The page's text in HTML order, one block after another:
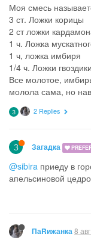
Моя смесь
3 ст. Ложки корицы
2 ст ложки
1 ч. Ложка
1 ч, ложка имбиря
1/4 ч. Ложки гвоздики
Все молотое,
молола сама, но
З 2 Replies
З Загадка
@sibira приеду в
апельсиновой
ПаRижанка8